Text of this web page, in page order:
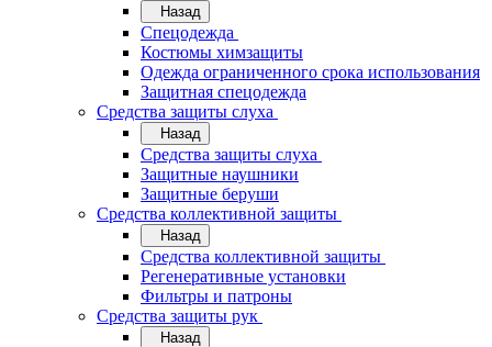
Назад
Спецодежда
Костюмы химзащиты
Одежда ограниченного срока использования
Защитная спецодежда
Средства защиты слуха
Назад
Средства защиты слуха
Защитные наушники
Защитные беруши
Средства коллективной защиты
Назад
Средства коллективной защиты
Регенеративные установки
Фильтры и патроны
Средства защиты рук
Назад